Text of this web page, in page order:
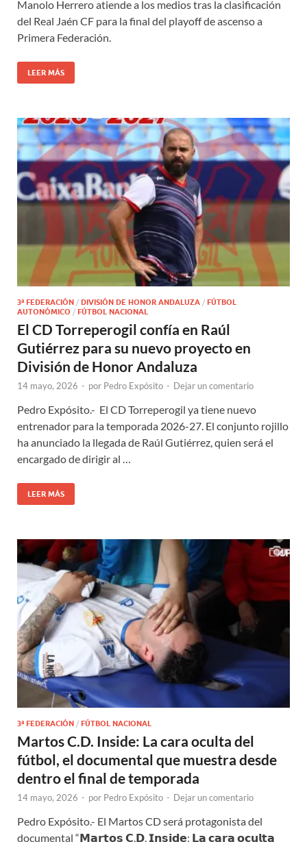
Manolo Herrero atiende a los medios tras la clasificación
del Real Jaén CF para la final del playoff de ascenso a
Primera Federación.
LEER MÁS
3ª FEDERACIÓN / DIVISIÓN DE HONOR ANDALUZA / FÚTBOL
AUTONÓMICO / FÚTBOL NACIONAL
El CD Torreperogil confía en Raúl
Gutiérrez para su nuevo proyecto en
División de Honor Andaluza
14 mayo, 2026 - por Pedro Expósito - Dejar un comentario
Pedro Expósito.- El CD Torreperogil ya tiene nuevo
entrenador para la temporada 2026-27. El conjunto rojillo
ha anunciado la llegada de Raúl Gutiérrez, quien será el
encargado de dirigir al …
LEER MÁS
3ª FEDERACIÓN / FÚTBOL NACIONAL
Martos C.D. Inside: La cara oculta del
fútbol, el documental que muestra desde
dentro el final de temporada
14 mayo, 2026 - por Pedro Expósito - Dejar un comentario
Pedro Expósito.- El Martos CD será protagonista del
documental “𝗠𝗮𝗿𝘁𝗼𝘀 𝗖.𝗗. 𝗜𝗻𝘀𝗶𝗱𝗲: 𝗟𝗮 𝗰𝗮𝗿𝗮 𝗼𝗰𝘂𝗹𝘁𝗮